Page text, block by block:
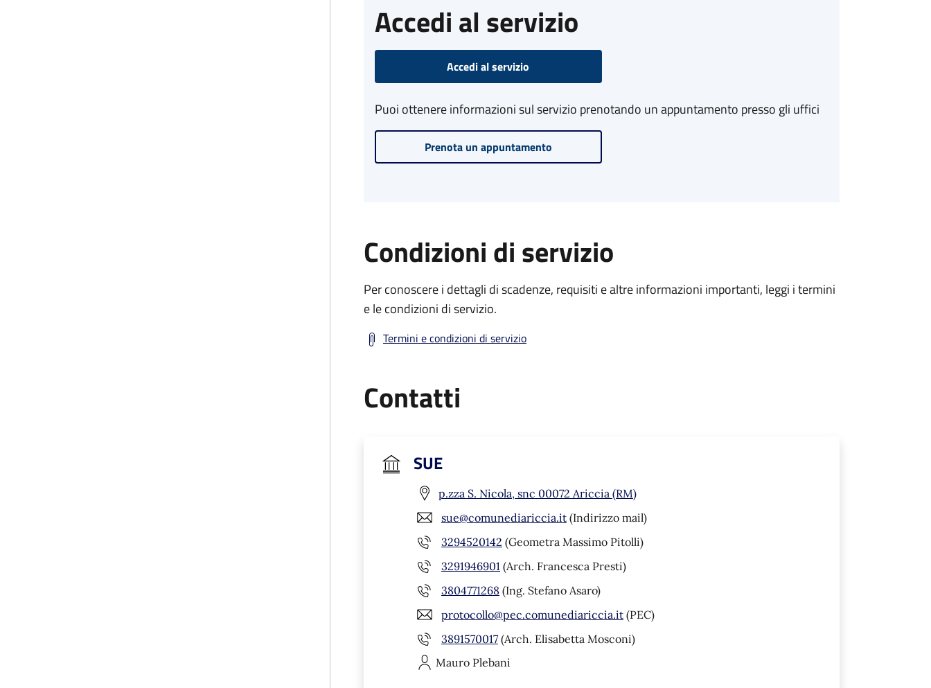
Accedi al servizio
Accedi al servizio
Puoi ottenere informazioni sul servizio prenotando un appuntamento presso gli uffici
Prenota un appuntamento
Condizioni di servizio
Per conoscere i dettagli di scadenze, requisiti e altre informazioni importanti, leggi i termini
e le condizioni di servizio.
Termini e condizioni di servizio
Contatti
SUE
p.zza S. Nicola, snc 00072 Ariccia (RM)
sue@comunediariccia.it (Indirizzo mail)
3294520142 (Geometra Massimo Pitolli)
3291946901 (Arch. Francesca Presti)
3804771268 (Ing. Stefano Asaro)
protocollo@pec.comunediariccia.it (PEC)
3891570017 (Arch. Elisabetta Mosconi)
Mauro Plebani